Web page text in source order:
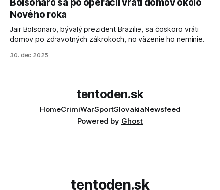
sa odvoláva agentúra AFP.
Bolsonaro sa po operácii vráti domov okolo
Nového roka
Jair Bolsonaro, bývalý prezident Brazílie, sa čoskoro vráti
domov po zdravotných zákrokoch, no väzenie ho neminie.
30. dec 2025
tentoden.sk
HomeCrimiWarSportSlovakiaNewsfeed
Powered by Ghost
tentoden.sk